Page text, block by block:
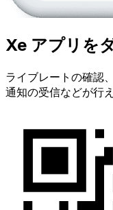
Xe アプリを
ライブレートの確認
通知の受信などが行え